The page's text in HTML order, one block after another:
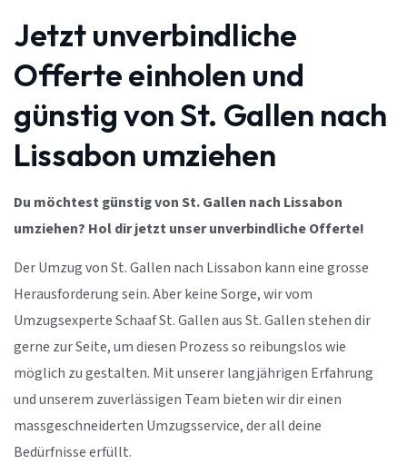
Jetzt unverbindliche
Offerte einholen und
günstig von St. Gallen nach
Lissabon umziehen
Du möchtest günstig von St. Gallen nach Lissabon
umziehen? Hol dir jetzt unser unverbindliche Offerte!
Der Umzug von St. Gallen nach Lissabon kann eine grosse
Herausforderung sein. Aber keine Sorge, wir vom
Umzugsexperte Schaaf St. Gallen aus St. Gallen stehen dir
gerne zur Seite, um diesen Prozess so reibungslos wie
möglich zu gestalten. Mit unserer langjährigen Erfahrung
und unserem zuverlässigen Team bieten wir dir einen
massgeschneiderten Umzugsservice, der all deine
Bedürfnisse erfüllt.